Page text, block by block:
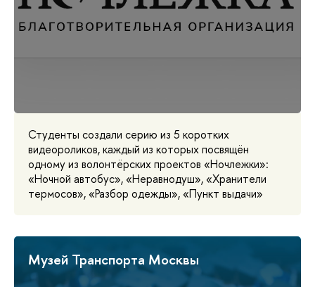
Студенты создали серию из 5 коротких
видеороликов, каждый из которых посвящён
одному из волонтёрских проектов «Ночлежки»‎:
«Ночной автобус», ‎«Неравнодуш», ‎«Хранители
термосов», ‎«Разбор одежды», ‎«Пункт выдачи»‎
Музей Транспорта Москвы